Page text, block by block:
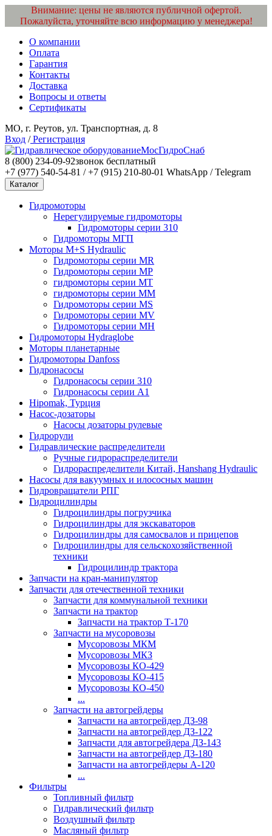
Внимание: цены не являются публичной офертой.
Пожалуйста, уточняйте всю информацию у менеджера!
О компании
Оплата
Гарантия
Контакты
Доставка
Вопросы и ответы
Сертификаты
МО, г. Реутов, ул. Транспортная, д. 8
Вход /Регистрация
МосГидроСнаб
8 (800) 234-09-92звонок бесплатный
+7 (977) 540-54-81 / +7 (915) 210-80-01 WhatsApp / Telegram
Каталог
Гидромоторы
Нерегулируемые гидромоторы
Гидромоторы серии 310
Гидромоторы МГП
Моторы M+S Hydraulic
Гидромоторы серии MR
Гидромоторы серии MP
гидромоторы серии MT
гидромоторы серии MM
Гидромоторы серии MS
Гидромоторы серии MV
Гидромоторы серии MH
Гидромоторы Hydraglobe
Моторы планетарные
Гидромоторы Danfoss
Гидронасосы
Гидронасосы серии 310
Гидронасосы серии А1
Hipomak, Турция
Насос-дозаторы
Насосы дозаторы рулевые
Гидрорули
Гидравлические распределители
Ручные гидрораспределители
Гидрораспределители Китай, Hanshang Hydraulic
Насосы для вакуумных и илососных машин
Гидровращатели РПГ
Гидроцилиндры
Гидроцилиндры погрузчика
Гидроцилиндры для экскаваторов
Гидроцилиндры для самосвалов и прицепов
Гидроцилиндры для сельскохозяйственной
техники
Гидроцилиндр трактора
Запчасти на кран-манипулятор
Запчасти для отечественной техники
Запчасти для коммунальной техники
Запчасти на трактор
Запчасти на трактор Т-170
Запчасти на мусоровозы
Мусоровозы МКМ
Мусоровозы МКЗ
Мусоровозы КО-429
Мусоровозы КО-415
Мусоровозы КО-450
...
Запчасти на автогрейдеры
Запчасти на автогрейдер ДЗ-98
Запчасти на автогрейдер ДЗ-122
Запчасти для автогрейдера ДЗ-143
Запчасти на автогрейдер ДЗ-180
Запчасти на автогрейдеры А-120
...
Фильтры
Топливный фильтр
Гидравлический фильтр
Воздушный фильтр
Масляный фильтр